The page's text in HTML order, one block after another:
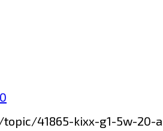
41865-kixx-g1-5w-20-